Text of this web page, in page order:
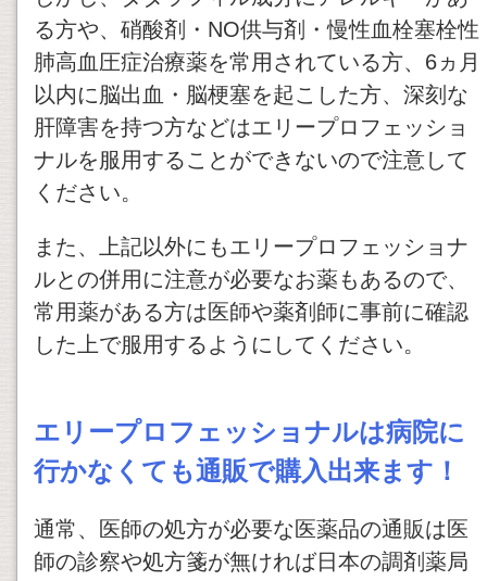
る方や、硝酸剤・NO供与剤・慢性血栓塞栓性
肺高血圧症治療薬を常用されている方、6ヵ月
以内に脳出血・脳梗塞を起こした方、深刻な
肝障害を持つ方などはエリープロフェッショ
ナルを服用することができないので注意して
ください。
また、上記以外にもエリープロフェッショナ
ルとの併用に注意が必要なお薬もあるので、
常用薬がある方は医師や薬剤師に事前に確認
した上で服用するようにしてください。
エリープロフェッショナルは病院に
行かなくても通販で購入出来ます！
通常、医師の処方が必要な医薬品の通販は医
師の診察や処方箋が無ければ日本の調剤薬局